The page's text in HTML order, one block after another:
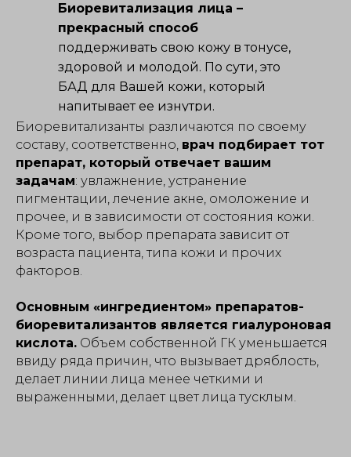
Биоревитализация лица –
прекрасный способ
поддерживать свою кожу в тонусе,
здоровой и молодой. По сути, это
БАД для Вашей кожи, который
напитывает ее изнутри.
Биоревитализанты различаются по своему
составу, соответственно, врач подбирает тот
препарат, который отвечает вашим
задачам: увлажнение, устранение
пигментации, лечение акне, омоложение и
прочее, и в зависимости от состояния кожи.
Кроме того, выбор препарата зависит от
возраста пациента, типа кожи и прочих
факторов.
Основным «ингредиентом» препаратов-
биоревитализантов является гиалуроновая
кислота. Объем собственной ГК уменьшается
ввиду ряда причин, что вызывает дряблость,
делает линии лица менее четкими и
выраженными, делает цвет лица тусклым.